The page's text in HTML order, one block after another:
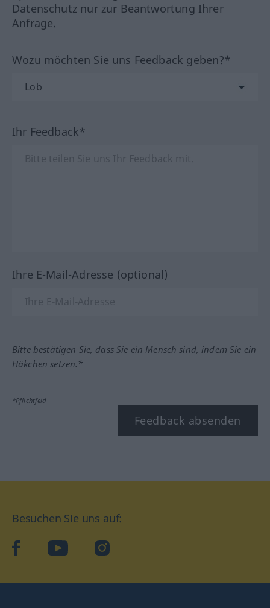
Datenschutz nur zur Beantwortung Ihrer
Anfrage.
Wozu möchten Sie uns Feedback geben?*
Ihr Feedback*
Ihre E-Mail-Adresse (optional)
Bitte bestätigen Sie, dass Sie ein Mensch sind, indem Sie ein
Häkchen setzen.*
*Pflichtfeld
Feedback absenden
Besuchen Sie uns auf:
facebookYouTube Instagram